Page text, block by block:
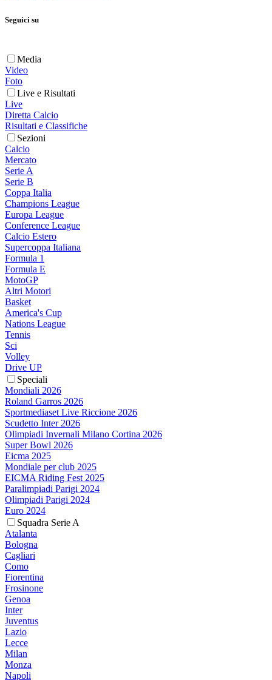
Seguici su
Media
Video
Foto
Live e Risultati
Live
Diretta Calcio
Risultati e Classifiche
Sezioni
Calcio
Mercato
Serie A
Serie B
Coppa Italia
Champions League
Europa League
Conference League
Calcio Estero
Supercoppa Italiana
Formula 1
Formula E
MotoGP
Altri Motori
Basket
America's Cup
Nations League
Tennis
Sci
Volley
Drive UP
Speciali
Mondiali 2026
Roland Garros 2026
Sportmediaset Live Riccione 2026
Scudetto Inter 2026
Olimpiadi Invernali Milano Cortina 2026
Super Bowl 2026
Eicma 2025
Mondiale per club 2025
EICMA Riding Fest 2025
Paralimpiadi Parigi 2024
Olimpiadi Parigi 2024
Euro 2024
Squadra Serie A
Atalanta
Bologna
Cagliari
Como
Fiorentina
Frosinone
Genoa
Inter
Juventus
Lazio
Lecce
Milan
Monza
Napoli